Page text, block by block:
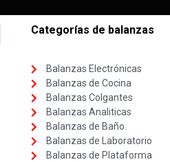
Categorías de balanzas
Balanzas Electrónicas
Balanzas de Cocina
Balanzas Colgantes
Balanzas Analiticas
Balanzas de Baño
Balanzas de Laboratorio
Balanzas de Plataforma